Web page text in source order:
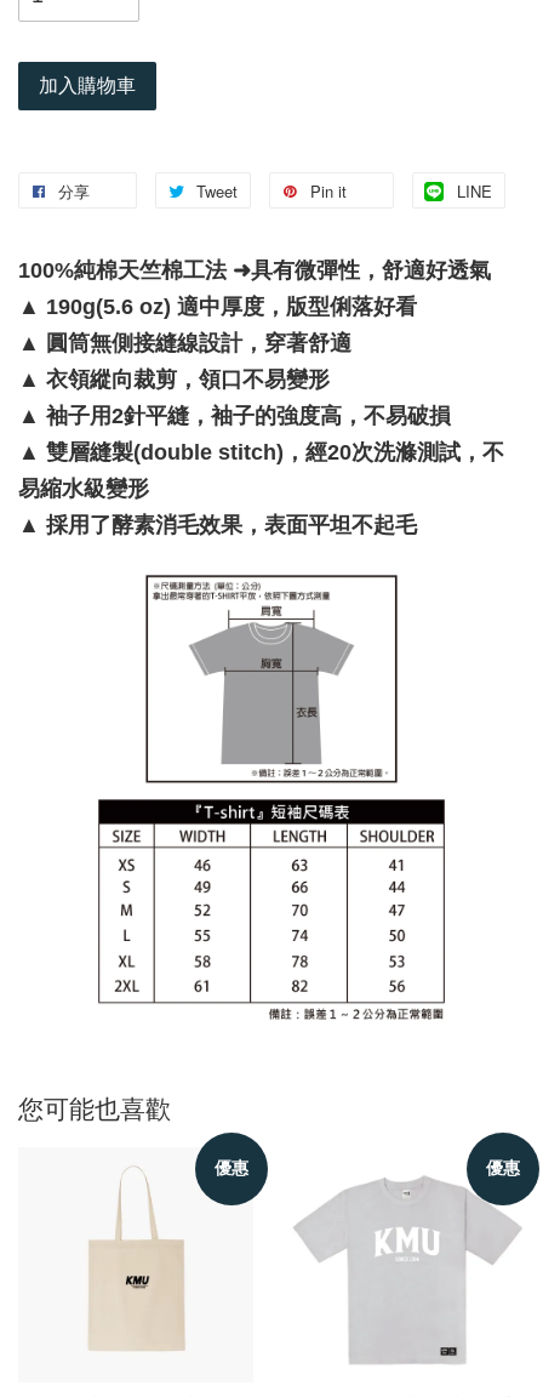
加入購物車
分享 Tweet Pin it LINE
100%純棉天竺棉工法 ➜具有微彈性，舒適好透氣
▲ 190g(5.6 oz) 適中厚度，版型俐落好看
▲ 圓筒無側接縫線設計，穿著舒適
▲ 衣領縱向裁剪，領口不易變形
▲ 袖子用2針平縫，袖子的強度高，不易破損
▲ 雙層縫製(double stitch)，經20次洗滌測試，不
易縮水級變形
▲ 採用了酵素消毛效果，表面平坦不起毛
您可能也喜歡
優惠 優惠